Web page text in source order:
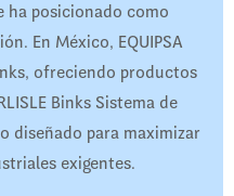
ha posicionado como
En México, EQUIPSA
ofreciendo productos
Binks Sistema de
diseñado para maximizar
exigentes.